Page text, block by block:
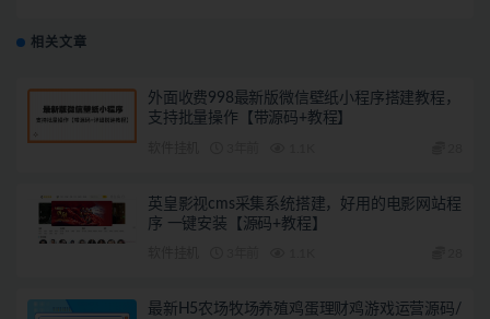
相关文章
外面收费998最新版微信壁纸小程序搭建教程，
支持批量操作【带源码+教程】
英皇影视cms采集系统搭建，好用的电影网站程
序 一键安装【源码+教程】
最新H5农场牧场养殖鸡蛋理财鸡游戏运营源码/